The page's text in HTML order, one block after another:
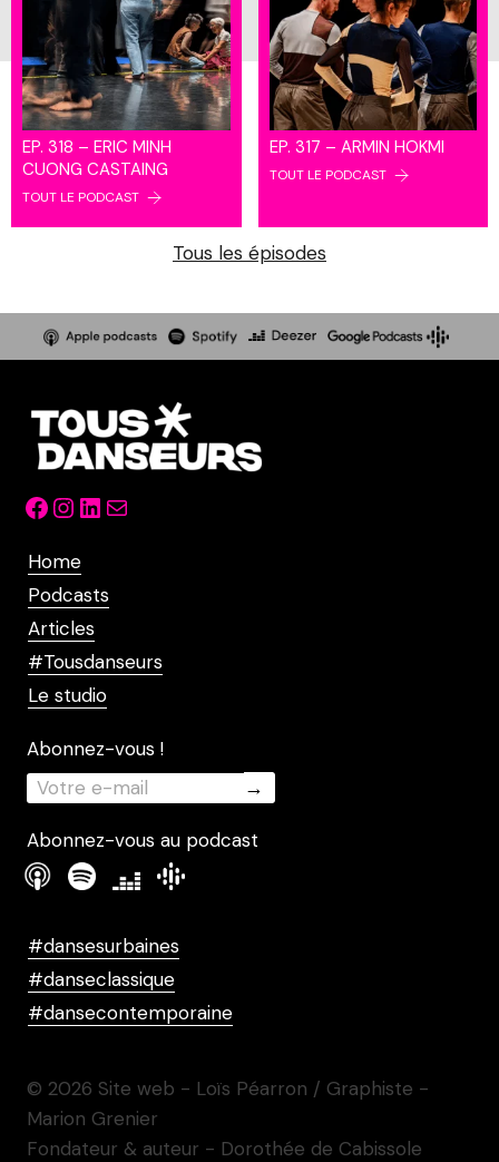
EP. 318 – ERIC MINH
CUONG CASTAING
TOUT LE PODCAST
EP. 317 – ARMIN HOKMI
TOUT LE PODCAST
Tous les épisodes
Facebook
Instagram
LinkedIn
Mail
Home
Podcasts
Articles
#Tousdanseurs
Le studio
Abonnez-vous !
Abonnez-vous au podcast
#dansesurbaines
#danseclassique
#dansecontemporaine
© 2026 Site web - Loïs Péarron / Graphiste -
Marion Grenier
Fondateur & auteur - Dorothée de Cabissole